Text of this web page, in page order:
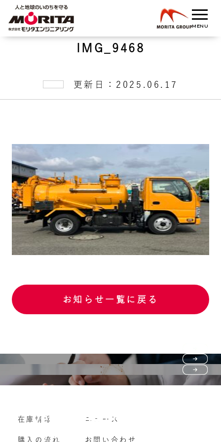
IMG_9468
更新日：2025.06.17
お知らせ一覧に戻る
購入の流れ
よくいただくご質問
Vehicle purchase
車両買い取り
在庫情報
購入の流れ
ニュース
お問い合わせ